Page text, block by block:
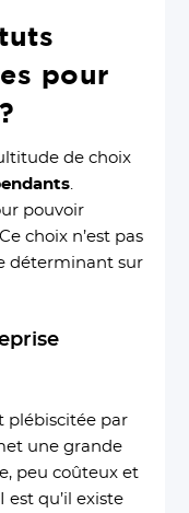
pour
de choix
pouvoir
choix n’est pas
déterminant sur
plébiscitée par
une grande
peu coûteux et
est qu’il existe